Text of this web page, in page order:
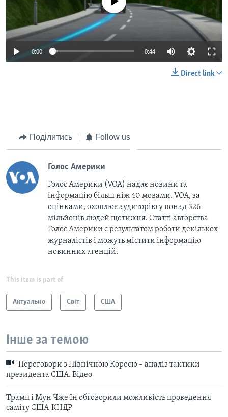
0:00 0:44
Direct link
Поділитись Follow us
Голос Америки
Голос Америки (VOA) надає новини та
інформацію більш ніж 40 мовами. VOA, за
оцінками, охоплює аудиторію у понад 326
мільйонів людей щотижня. Статті авторства
Голос Америки є результатом роботи декількох
журналістів і можуть містити інформацію
новинних агенцій.
This item is part of
Актуально Світ США
Інше за темою
Переговори з Північною Кореєю – аналіз тактики
президента США. Відео
Трамп і Мун Чже Ін обговорили можливість проведення
саміту США-КНДР